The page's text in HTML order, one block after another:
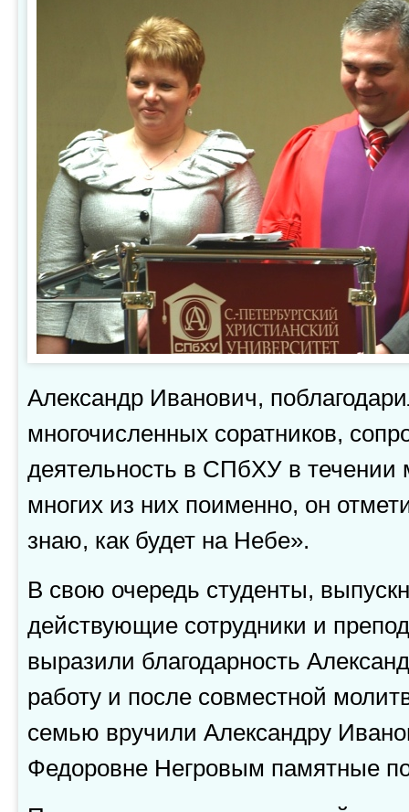
Александр Иванович,
многочисленных соратников,
деятельность в СПбХУ в течении
многих из них поименно, он
знаю, как будет на Небе».
В свою очередь студенты,
действующие сотрудники и
выразили благодарность
работу и после совместной
семью вручили Александру
Федоровне Негровым памятные